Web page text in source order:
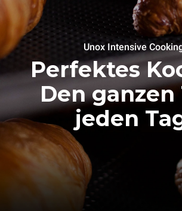
Unox Intensive
Perfektes
Den ganzen
jeden